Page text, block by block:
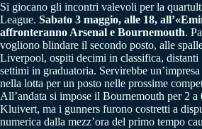
Si giocano gli incontri valevoli per la
League. Sabato 3 maggio, alle 18,
affronteranno Arsenal e Bournemouth.
vogliono blindare il secondo posto, alle
Liverpool, ospiti decimi in classifica,
settimi in graduatoria. Servirebbe
nella lotta per un posto nelle prossime
All’andata si impose il Bournemouth per 2
Kluivert, ma i gunners furono costretti a
numerica dalla mezz’ora del primo tempo